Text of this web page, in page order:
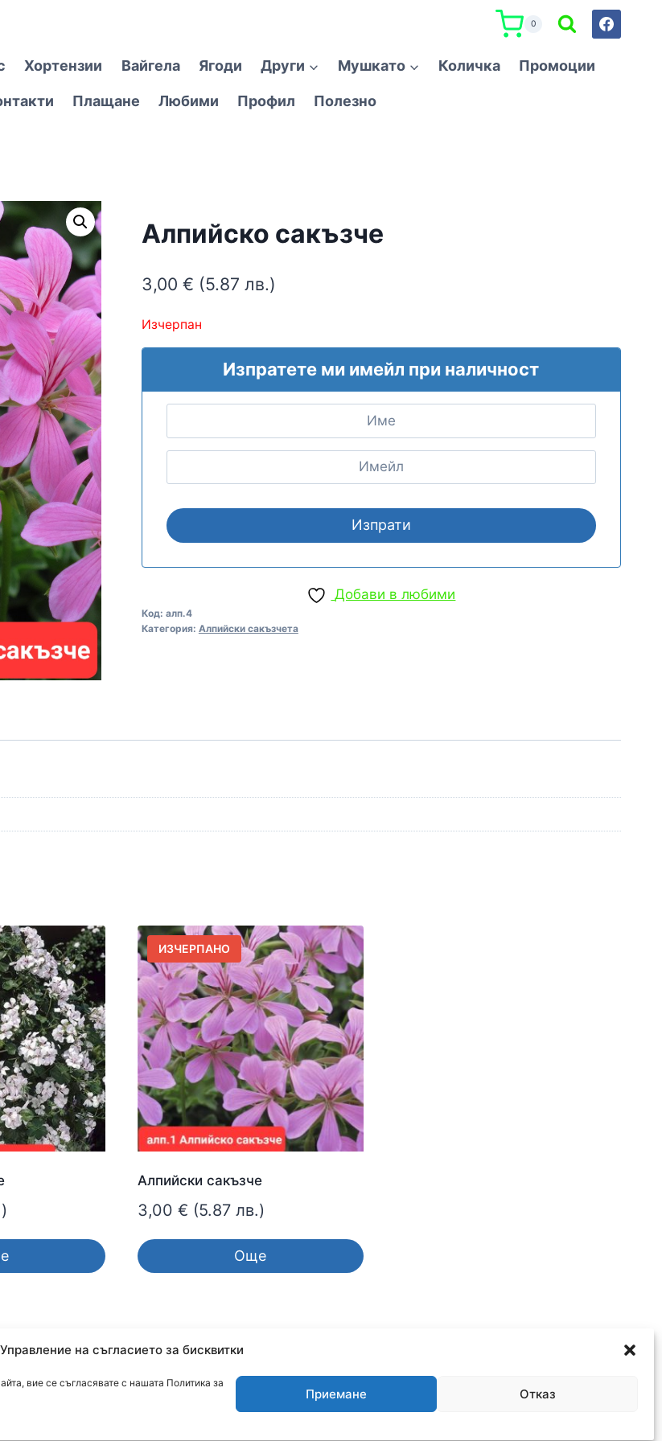
Управление на съгласието за бисквитки
вие се съгласявате с нашата Политика за
Приемане Отказ
0
Хортензии Вайгела Ягоди Други Мушкато Количка Промоции
Плащане Любими Профил Полезно
Алпийско сакъзче
3,00 € (5.87 лв.)
Изчерпан
Изпратете ми имейл при наличност
Добави в любими
Код: алп.4
Категория: Алпийски сакъзчета
ИЗЧЕРПАНО
Алпийски сакъзче
3,00 € (5.87 лв.)
Още